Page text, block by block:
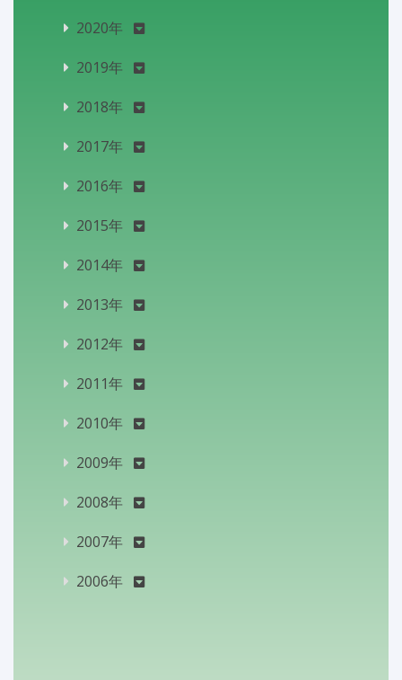
2020年
2019年
2018年
2017年
2016年
2015年
2014年
2013年
2012年
2011年
2010年
2009年
2008年
2007年
2006年